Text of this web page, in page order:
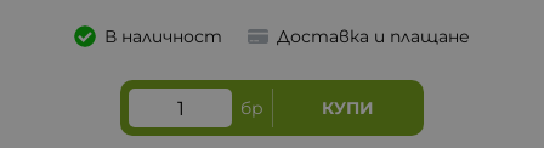
В наличност Доставка и плащане
бр КУПИ